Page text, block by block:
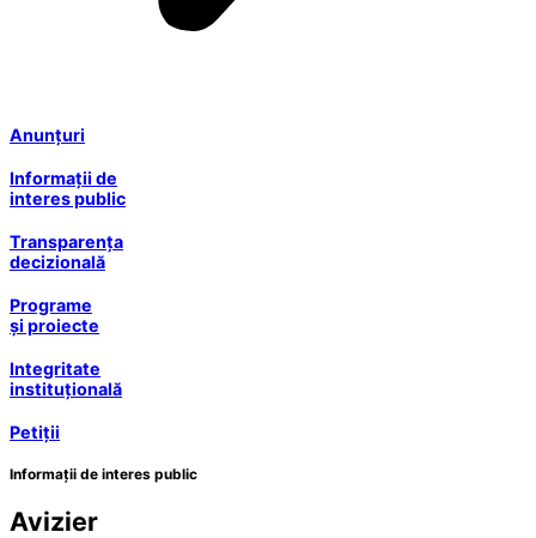
Anunțuri
Informații de
interes public
Transparența
decizională
Programe
și proiecte
Integritate
instituțională
Petiții
Informații de interes public
Avizier